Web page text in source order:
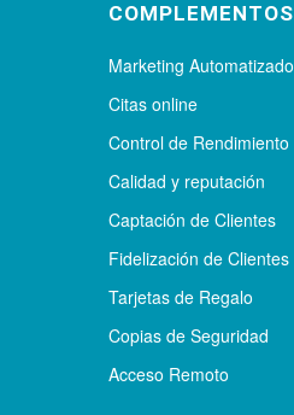
COMPLEMENTOS
Marketing Automatizado
Citas online
Control de Rendimiento
Calidad y reputación
Captación de Clientes
Fidelización de Clientes
Tarjetas de Regalo
Copias de Seguridad
Acceso Remoto